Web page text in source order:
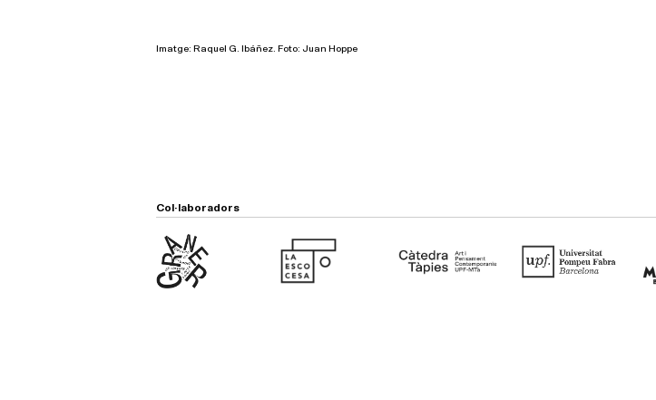
Imatge: Raquel G. Ibáñez. Foto: Juan Hoppe
Col·laboradors